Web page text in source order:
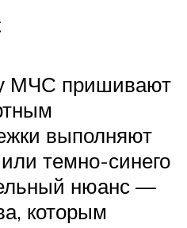
МЧС пришивают
выполняют
темно-синего
нюанс —
которым